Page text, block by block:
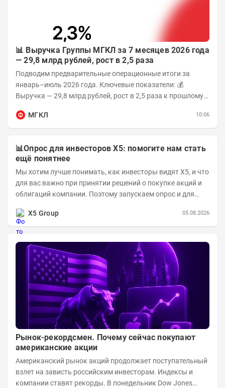
📊 Выручка Группы МГКЛ за 7 месяцев 2026 года
— 29,8 млрд рублей, рост в 2,5 раза
Подводим предварительные операционные итоги за
январь–июль 2026 года. Ключевые показатели: 💰
Выручка — 29,8 млрд рублей, рост в 2,5 раза к прошлому
МГКЛ
10:06
📊Опрос для инвесторов X5: помогите нам стать
ещё понятнее
Мы хотим лучше понимать, как инвесторы видят X5, и что
для вас важно при принятии решений о покупке акций и
облигаций компании. Поэтому запускаем опрос и для
X5 Group
05.08.2026
Рынок-рекордсмен. Почему сейчас покупают
американские акции
Американский рынок акций продолжает поступательный
взлет на зависть российским инвесторам. Индексы и
компании ставят рекорды. В понедельник Dow Jones